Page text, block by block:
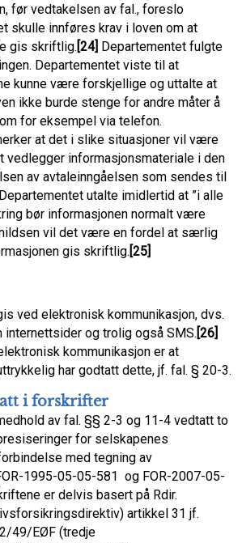
før vedtakelsen av fal., foreslo
skulle innføres krav i loven om at
gis skriftlig. [24] Departementet fulgte
Departementet viste til at
kunne være forskjellige og uttalte at
ikke burde stenge for andre måter å
for eksempel via telefon.
at det i slike situasjoner vil være
vedlegger informasjonsmateriale i den
av avtaleinngåelsen som sendes til
utalte imidlertid at ”i alle
bør informasjonen normalt være
vil det være en fordel at særlig
gis skriftlig. [25]
ved elektronisk kommunikasjon, dvs.
internettsider og trolig også SMS. [26]
kommunikasjon er at
har godtatt dette, jf. fal. § 20-3.
i forskrifter
av fal. §§ 2-3 og 11-4 vedtatt to
for selskapenes
med tegning av
1995-05-05-581 og FOR-2007-05-
er delvis basert på Rdir.
artikkel 31 jf.
49/EØF (tredje